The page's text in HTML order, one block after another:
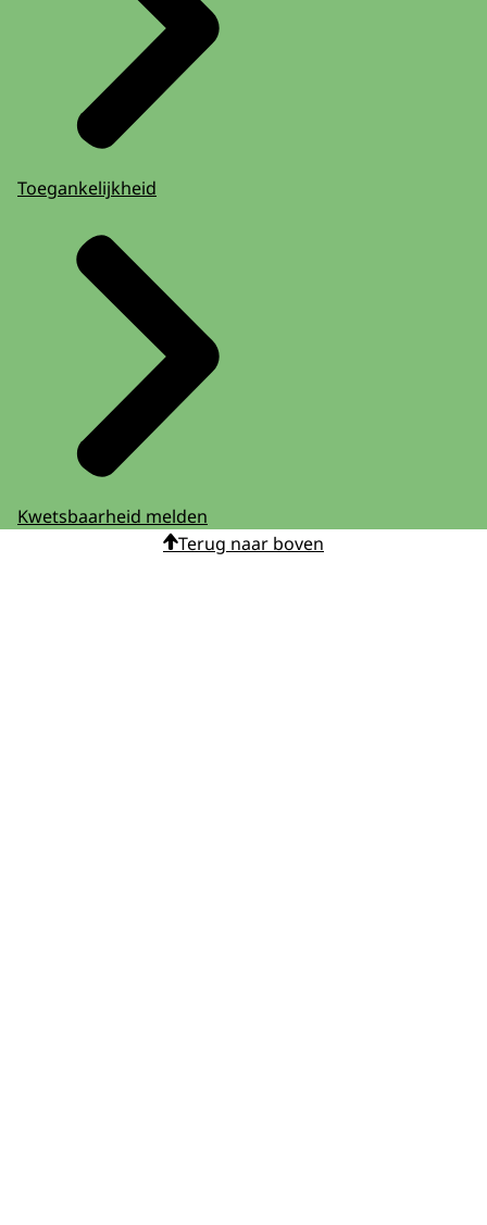
Toegankelijkheid
Kwetsbaarheid melden
Terug naar boven